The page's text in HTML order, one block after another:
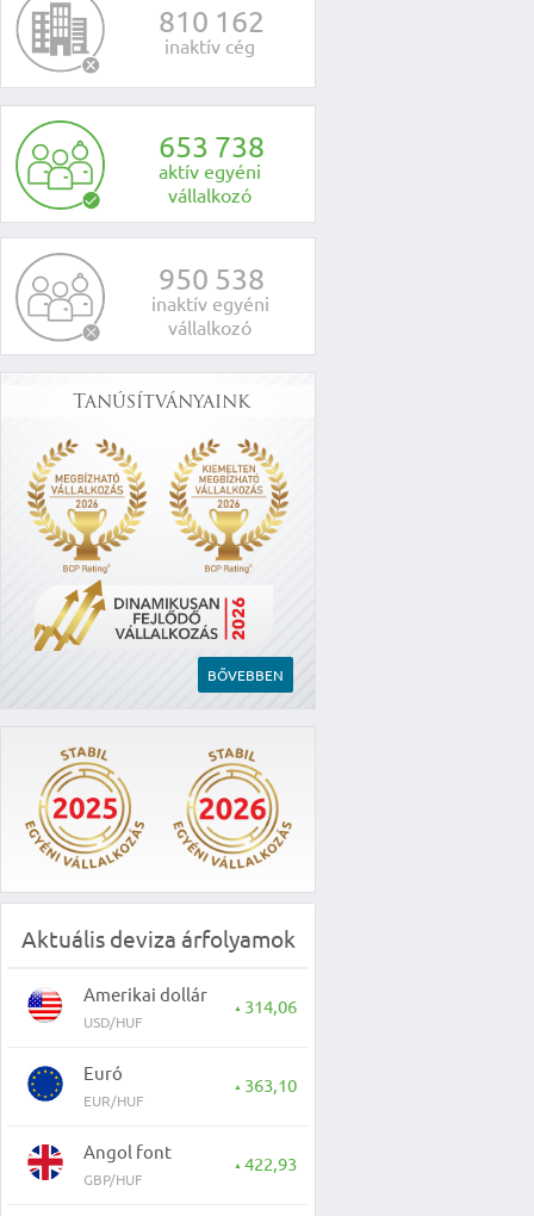
810 162
inaktív cég
653 738
aktív egyéni
vállalkozó
950 538
inaktív egyéni
vállalkozó
Tanúsítványaink
BŐVEBBEN
Aktuális deviza árfolyamok
Amerikai dollár
USD/HUF
▲ 314,06
Euró
EUR/HUF
▲ 363,10
Angol font
GBP/HUF
▲ 422,93